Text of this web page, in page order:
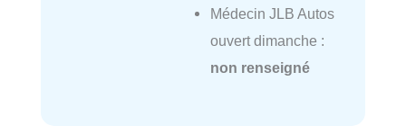
Médecin JLB Autos
ouvert dimanche :
non renseigné